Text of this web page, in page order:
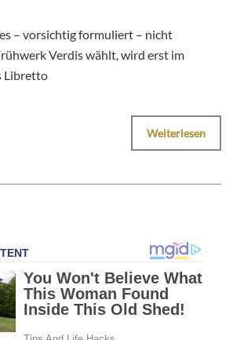
– vorsichtig formuliert – nicht
Verdis wählt, wird erst im
Libretto
Weiterlesen